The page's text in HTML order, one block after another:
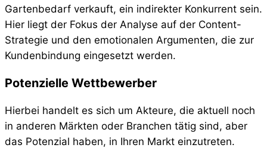
Gartenbedarf verkauft, ein indirekter Konkurrent sein.
Hier liegt der Fokus der Analyse auf der Content-
Strategie und den emotionalen Argumenten, die zur
Kundenbindung eingesetzt werden.
Potenzielle Wettbewerber
Hierbei handelt es sich um Akteure, die aktuell noch
in anderen Märkten oder Branchen tätig sind, aber
das Potenzial haben, in Ihren Markt einzutreten.